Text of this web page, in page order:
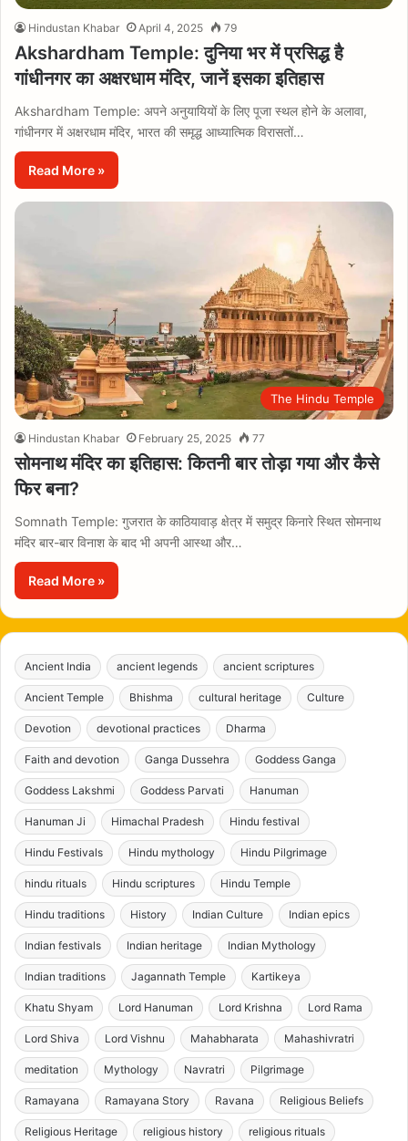
Hindustan Khabar April 4, 2025 79
Akshardham Temple: दुनिया भर में प्रसिद्ध है
गांधीनगर का अक्षरधाम मंदिर, जानें इसका इतिहास
Akshardham Temple: अपने अनुयायियों के लिए पूजा स्थल होने के अलावा,
गांधीनगर में अक्षरधाम मंदिर, भारत की समृद्ध आध्यात्मिक विरासतों…
Read More »
The Hindu Temple
Hindustan Khabar February 25, 2025 77
सोमनाथ मंदिर का इतिहास: कितनी बार तोड़ा गया और कैसे
फिर बना?
Somnath Temple: गुजरात के काठियावाड़ क्षेत्र में समुद्र किनारे स्थित सोमनाथ
मंदिर बार-बार विनाश के बाद भी अपनी आस्था और…
Read More »
Ancient India ancient legends ancient scriptures
Ancient Temple Bhishma cultural heritage Culture
Devotion devotional practices Dharma
Faith and devotion Ganga Dussehra Goddess Ganga
Goddess Lakshmi Goddess Parvati Hanuman
Hanuman Ji Himachal Pradesh Hindu festival
Hindu Festivals Hindu mythology Hindu Pilgrimage
hindu rituals Hindu scriptures Hindu Temple
Hindu traditions History Indian Culture Indian epics
Indian festivals Indian heritage Indian Mythology
Indian traditions Jagannath Temple Kartikeya
Khatu Shyam Lord Hanuman Lord Krishna Lord Rama
Lord Shiva Lord Vishnu Mahabharata Mahashivratri
meditation Mythology Navratri Pilgrimage
Ramayana Ramayana Story Ravana Religious Beliefs
Religious Heritage religious history religious rituals